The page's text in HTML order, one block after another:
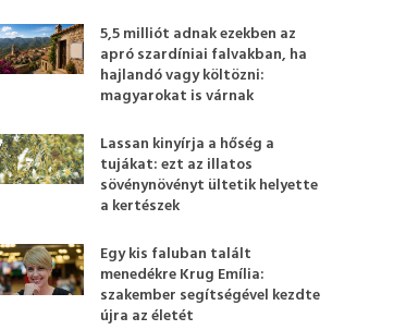
5,5 milliót adnak ezekben az
apró szardíniai falvakban, ha
hajlandó vagy költözni:
magyarokat is várnak
Lassan kinyírja a hőség a
tujákat: ezt az illatos
sövénynövényt ültetik helyette
a kertészek
Egy kis faluban talált
menedékre Krug Emília:
szakember segítségével kezdte
újra az életét